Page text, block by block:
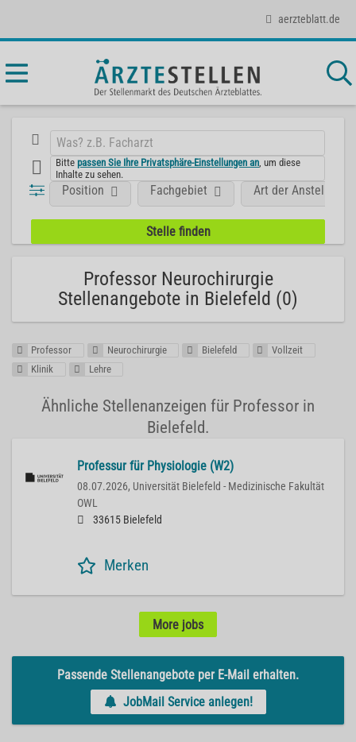
aerzteblatt.de
Bittepassen Sie Ihre Privatsphäre-Einstellungen an , um diese
Inhalte zu sehen.
Position Fachgebiet Art der Anstellung
Professor Neurochirurgie
Stellenangebote in Bielefeld (0)
Professor Neurochirurgie Bielefeld
Vollzeit
Klinik
Lehre
Ähnliche Stellenanzeigen für Professor in
Bielefeld.
Professur für Physiologie (W2)
08.07.2026, Universität Bielefeld - Medizinische Fakultät
OWL
33615 Bielefeld
Merken
More jobs
Passende Stellenangebote per E-Mail erhalten.
JobMail Service anlegen!